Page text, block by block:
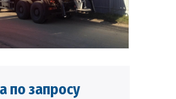
по запросу